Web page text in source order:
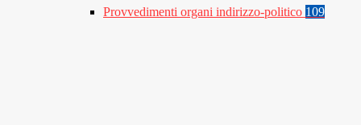
Provvedimenti organi indirizzo-politico 109